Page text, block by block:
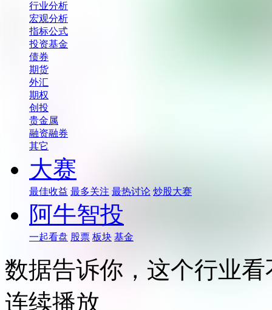
行业分析
宏观分析
指标公式
投资基金
债券
期货
外汇
期权
创投
贵金属
融资融券
其它
大赛
最佳收益 最多关注 最热讨论 炒股大赛
阿牛智投
一起看盘 股票 板块 基金
数据告诉你，这个行业
连续播放